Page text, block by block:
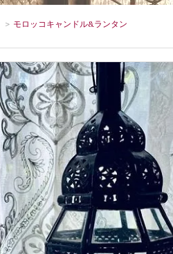
> モロッコキャンドル&ランタン